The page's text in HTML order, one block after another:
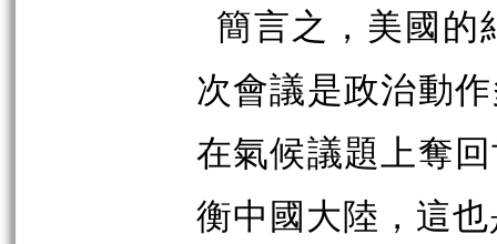
簡言之，美國的
次會議是政治動
在氣候議題上奪
衡中國大陸，這